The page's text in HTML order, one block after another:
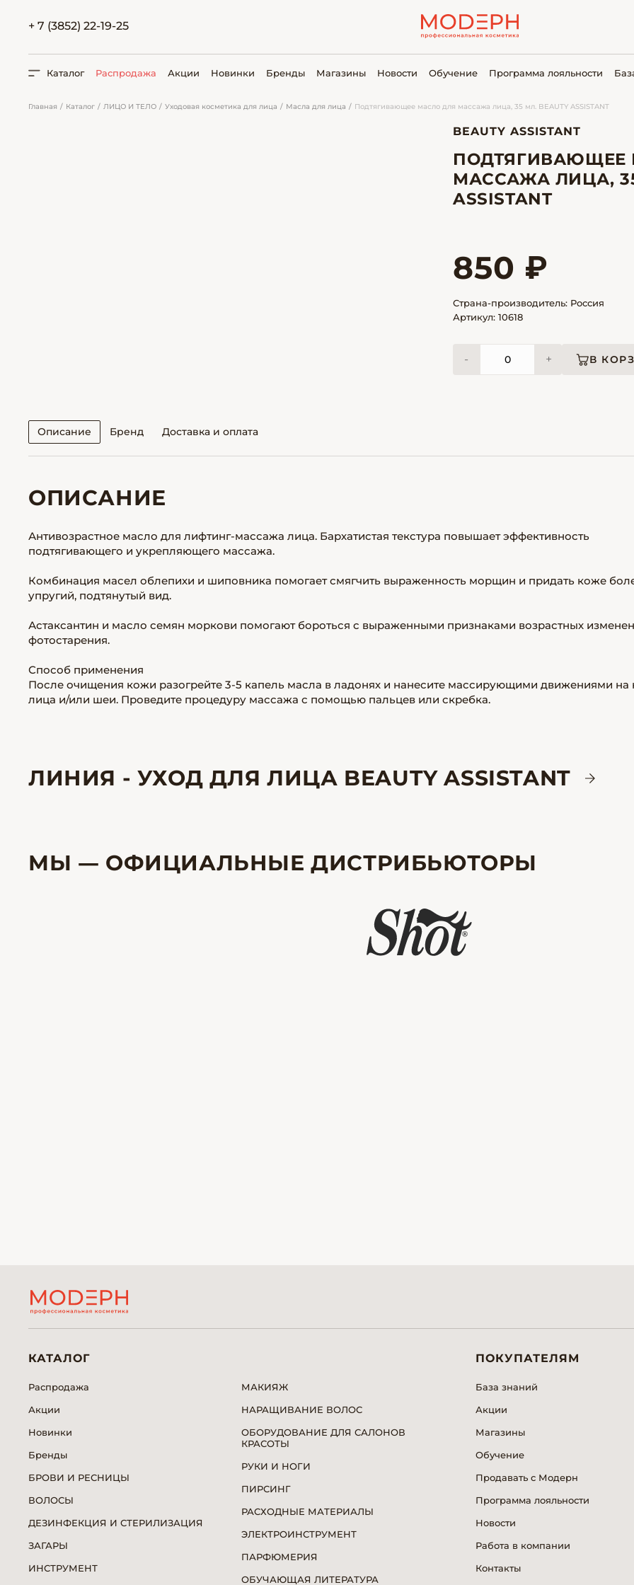
+ 7 (3852) 22-19-25
Каталог Распродажа Акции Новинки Бренды Магазины Новости Обучение Программа лояльности
Главная Каталог ЛИЦО И ТЕЛО Уходовая косметика для лица Масла для лица Подтягивающее масло для массажа лица, 35 мл. BEAUTY ASSISTANT
BEAUTY ASSISTANT
ПОДТЯГИВАЮЩЕЕ
МАССАЖА ЛИЦА,
ASSISTANT
850 ₽
Страна-производитель: Россия
Артикул: 10618
- + В
Описание Бренд Доставка и оплата
ОПИСАНИЕ
Антивозрастное масло для лифтинг-массажа лица. Бархатистая текстура повышает эффективность
подтягивающего и укрепляющего массажа.
Комбинация масел облепихи и шиповника помогает смягчить выраженность морщин и придать коже
упругий, подтянутый вид.
Астаксантин и масло семян моркови помогают бороться с выраженными признаками возрастных
фотостарения.
Способ применения
После очищения кожи разогрейте 3-5 капель масла в ладонях и нанесите массирующими движениями на
лица и/или шеи. Проведите процедуру массажа с помощью пальцев или скребка.
ЛИНИЯ - УХОД ДЛЯ ЛИЦА BEAUTY ASSISTANT
МЫ — ОФИЦИАЛЬНЫЕ ДИСТРИБЬЮТОРЫ
КАТАЛОГ
Распродажа
Акции
Новинки
Бренды
БРОВИ И РЕСНИЦЫ
ВОЛОСЫ
ДЕЗИНФЕКЦИЯ И СТЕРИЛИЗАЦИЯ
ЗАГАРЫ
ИНСТРУМЕНТ
МАКИЯЖ
НАРАЩИВАНИЕ ВОЛОС
ОБОРУДОВАНИЕ ДЛЯ САЛОНОВ
КРАСОТЫ
РУКИ И НОГИ
ПИРСИНГ
РАСХОДНЫЕ МАТЕРИАЛЫ
ЭЛЕКТРОИНСТРУМЕНТ
ПАРФЮМЕРИЯ
ОБУЧАЮЩАЯ ЛИТЕРАТУРА
ПОКУПАТЕЛЯМ
База знаний
Акции
Магазины
Обучение
Продавать с Модерн
Программа лояльности
Новости
Работа в компании
Контакты